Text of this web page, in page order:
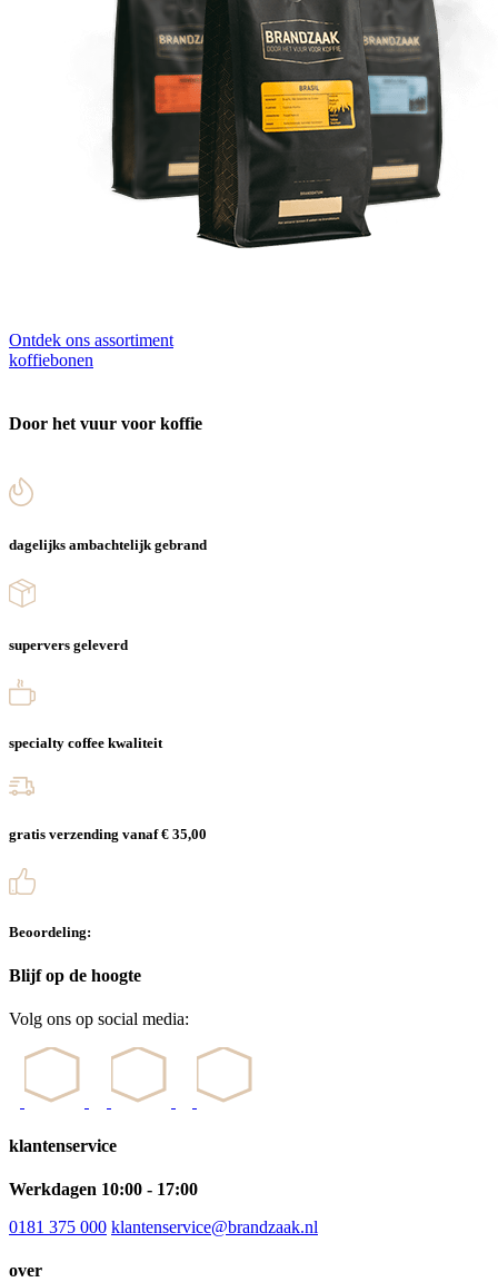
Ontdek ons assortiment
koffiebonen
Door het vuur voor koffie
dagelijks ambachtelijk gebrand
supervers geleverd
specialty coffee kwaliteit
gratis verzending vanaf € 35,00
Beoordeling:
Blijf op de hoogte
Volg ons op social media:
klantenservice
Werkdagen 10:00 - 17:00
0181 375 000 klantenservice@brandzaak.nl
over